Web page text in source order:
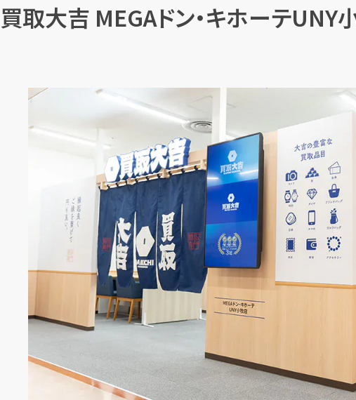
買取大吉 MEGAドン・キホーテUNY